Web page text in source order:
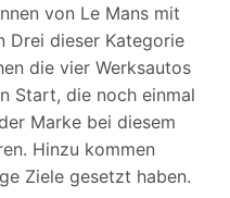
von Le Mans mit
Drei dieser Kategorie
die vier Werksautos
Start, die noch einmal
Marke bei diesem
Hinzu kommen
Ziele gesetzt haben.